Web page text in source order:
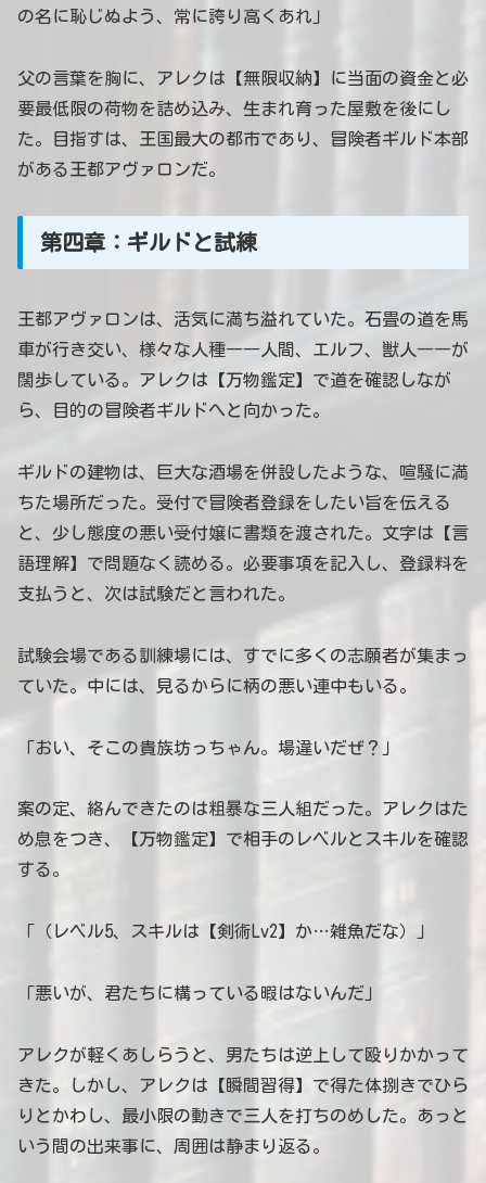
の名に恥じぬよう、常に誇り高くあれ」
父の言葉を胸に、アレクは【無限収納】に当面の資金と必
要最低限の荷物を詰め込み、生まれ育った屋敷を後にし
た。目指すは、王国最大の都市であり、冒険者ギルド本部
がある王都アヴァロンだ。
第四章：ギルドと試練
王都アヴァロンは、活気に満ち溢れていた。石畳の道を馬
車が行き交い、様々な人種――人間、エルフ、獣人――が
闊歩している。アレクは【万物鑑定】で道を確認しなが
ら、目的の冒険者ギルドへと向かった。
ギルドの建物は、巨大な酒場を併設したような、喧騒に満
ちた場所だった。受付で冒険者登録をしたい旨を伝える
と、少し態度の悪い受付嬢に書類を渡された。文字は【言
語理解】で問題なく読める。必要事項を記入し、登録料を
支払うと、次は試験だと言われた。
試験会場である訓練場には、すでに多くの志願者が集まっ
ていた。中には、見るからに柄の悪い連中もいる。
「おい、そこの貴族坊っちゃん。場違いだぜ？」
案の定、絡んできたのは粗暴な三人組だった。アレクはた
め息をつき、【万物鑑定】で相手のレベルとスキルを確認
する。
「（レベル5、スキルは【剣術Lv2】か…雑魚だな）」
「悪いが、君たちに構っている暇はないんだ」
アレクが軽くあしらうと、男たちは逆上して殴りかかって
きた。しかし、アレクは【瞬間習得】で得た体捌きでひら
りとかわし、最小限の動きで三人を打ちのめした。あっと
いう間の出来事に、周囲は静まり返る。